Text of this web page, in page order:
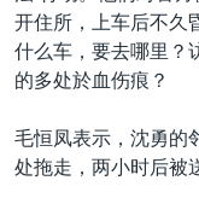
开住所，上车后不久
什么车，要去哪里？
的多处於血伤痕？
毛恒凤表示，沈勇的
处拖走，两小时后被